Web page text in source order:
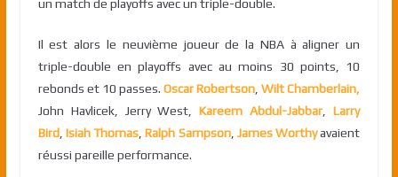
un match de playoffs avec un triple-double.
Il est alors le neuvième joueur de la NBA à aligner un
triple-double en playoffs avec au moins 30 points, 10
rebonds et 10 passes.Oscar Robertson,Wilt Chamberlain,
John Havlicek, Jerry West,Kareem Abdul-Jabbar,Larry
Bird, Isiah Thomas,Ralph Sampson, James Worthyavaient
réussi pareille performance.